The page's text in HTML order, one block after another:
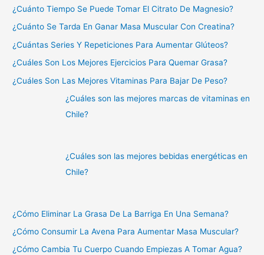
¿Cuánto Tiempo Se Puede Tomar El Citrato De Magnesio?
¿Cuánto Se Tarda En Ganar Masa Muscular Con Creatina?
¿Cuántas Series Y Repeticiones Para Aumentar Glúteos?
¿Cuáles Son Los Mejores Ejercicios Para Quemar Grasa?
¿Cuáles Son Las Mejores Vitaminas Para Bajar De Peso?
¿Cuáles son las mejores marcas de vitaminas en
Chile?
¿Cuáles son las mejores bebidas energéticas en
Chile?
¿Cómo Eliminar La Grasa De La Barriga En Una Semana?
¿Cómo Consumir La Avena Para Aumentar Masa Muscular?
¿Cómo Cambia Tu Cuerpo Cuando Empiezas A Tomar Agua?